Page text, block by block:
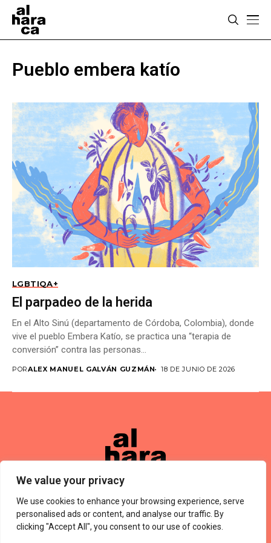
We value your privacy
We use cookies to enhance your browsing experience, serve
personalised ads or content, and analyse our traffic. By
clicking "Accept All", you consent to our use of cookies.
Pueblo embera katío
LGBTIQA+
El parpadeo de la herida
En el Alto Sinú (departamento de Córdoba, Colombia), donde
vive el pueblo Embera Katío, se practica una “terapia de
conversión” contra las personas...
PORALEX MANUEL GALVÁN GUZMÁN 18 DE JUNIO DE 2026
Términos De UsoAbout UsPolítica De Privacidad
Private PolicyForums
© 2024 Alharaca